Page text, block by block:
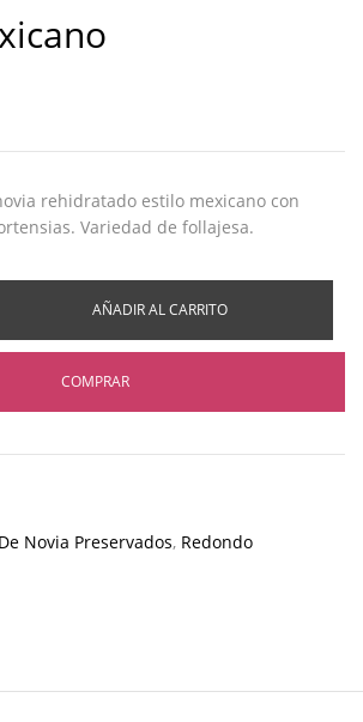
rehidratado estilo mexicano con
Variedad de follajesa.
AÑADIR AL CARRITO
COMPRAR
Novia Preservados, Redondo